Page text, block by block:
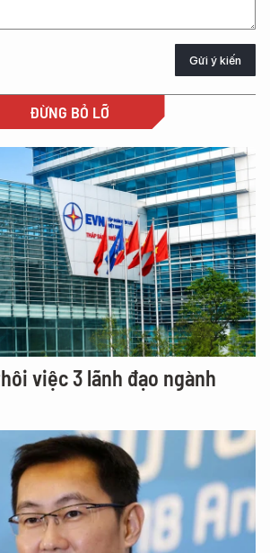
Gửi ý kiến
ĐỪNG BỎ LỠ
việc 3 lãnh đạo ngành